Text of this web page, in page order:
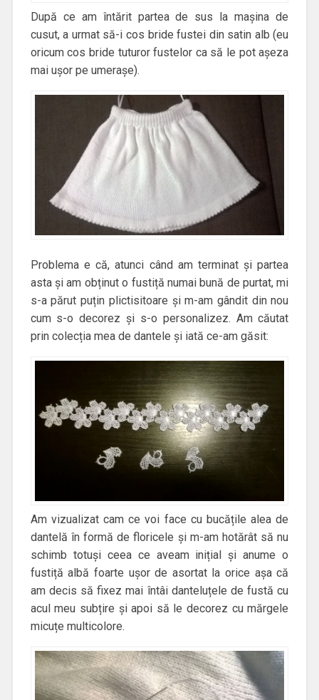
După ce am întărit partea de sus la mașina de
cusut, a urmat să-i cos bride fustei din satin alb (eu
oricum cos bride tuturor fustelor ca să le pot așeza
mai ușor pe umerașe).
Problema e că, atunci când am terminat și partea
asta și am obținut o fustiță numai bună de purtat, mi
s-a părut puțin plictisitoare și m-am gândit din nou
cum s-o decorez și s-o personalizez. Am căutat
prin colecția mea de dantele și iată ce-am găsit:
Am vizualizat cam ce voi face cu bucățile alea de
dantelă în formă de floricele și m-am hotărât să nu
schimb totuși ceea ce aveam inițial și anume o
fustiță albă foarte ușor de asortat la orice așa că
am decis să fixez mai întâi danteluțele de fustă cu
acul meu subțire și apoi să le decorez cu mărgele
micuțe multicolore.